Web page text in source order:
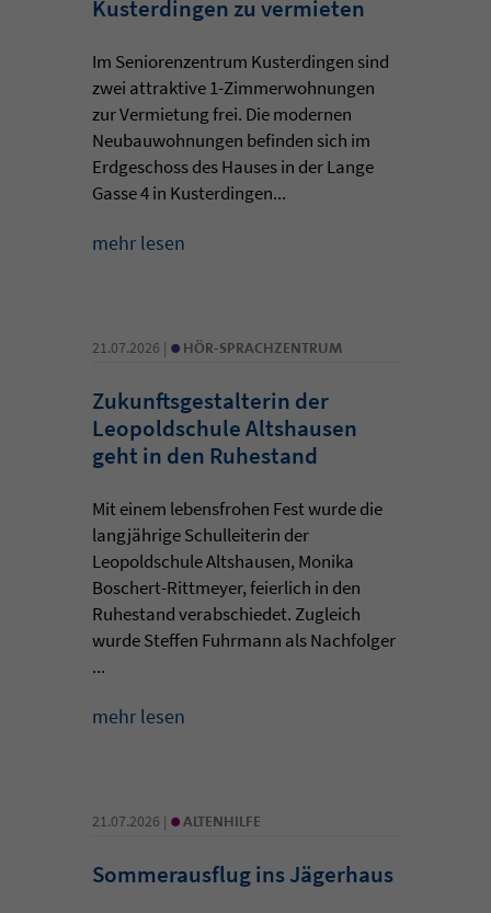
Kusterdingen zu vermieten
Im Seniorenzentrum Kusterdingen sind
zwei attraktive 1-Zimmerwohnungen
zur Vermietung frei. Die modernen
Neubauwohnungen befinden sich im
Erdgeschoss des Hauses in der Lange
Gasse 4 in Kusterdingen...
mehr lesen
21.07.2026 | • HÖR-SPRACHZENTRUM
Zukunftsgestalterin der
Leopoldschule Altshausen
geht in den Ruhestand
Mit einem lebensfrohen Fest wurde die
langjährige Schulleiterin der
Leopoldschule Altshausen, Monika
Boschert-Rittmeyer, feierlich in den
Ruhestand verabschiedet. Zugleich
wurde Steffen Fuhrmann als Nachfolger
...
mehr lesen
21.07.2026 | • ALTENHILFE
Sommerausflug ins Jägerhaus